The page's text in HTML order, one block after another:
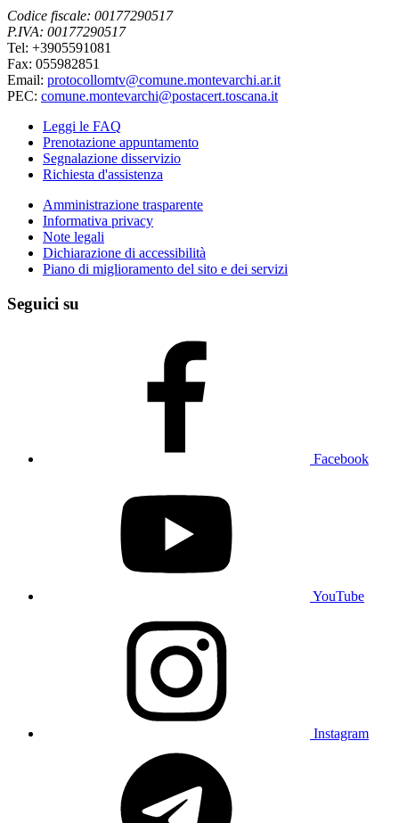
Codice fiscale: 00177290517
P.IVA: 00177290517
Tel: +3905591081
Fax: 055982851
Email: protocollomtv@comune.montevarchi.ar.it
PEC: comune.montevarchi@postacert.toscana.it
Leggi le FAQ
Prenotazione appuntamento
Segnalazione disservizio
Richiesta d'assistenza
Amministrazione trasparente
Informativa privacy
Note legali
Dichiarazione di accessibilità
Piano di miglioramento del sito e dei servizi
Seguici su
Facebook
YouTube
Instagram